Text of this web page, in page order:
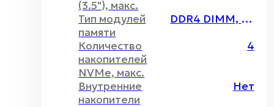
(3.5"), макс.
Тип модулей
памяти
DDR4 DIMM, Intel Optane
Количество
накопителей
NVMe, макс.
4
Внутренние
накопители
Нет